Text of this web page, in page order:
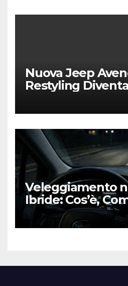
Nuova Jeep
Restyling
Fedele al DNA
Veleggiamento
Ibride: Cos’è,
e Come